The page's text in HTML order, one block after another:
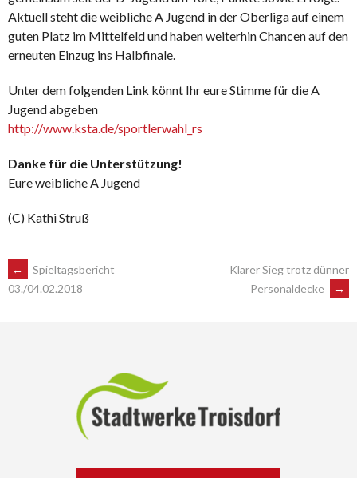
Aktuell steht die weibliche A Jugend in der Oberliga auf einem
guten Platz im Mittelfeld und haben weiterhin Chancen auf den
erneuten Einzug ins Halbfinale.
Unter dem folgenden Link könnt Ihr eure Stimme für die A
Jugend abgeben
http://www.ksta.de/sportlerwahl_rs
Danke für die Unterstützung!
Eure weibliche A Jugend
(C) Kathi Struß
POST
NAVIGATION
←
Spieltagsbericht
03./04.02.2018
Klarer Sieg trotz dünner
Personaldecke
→